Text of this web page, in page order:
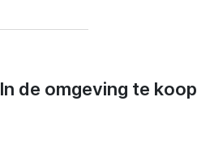
In de omgeving te koop